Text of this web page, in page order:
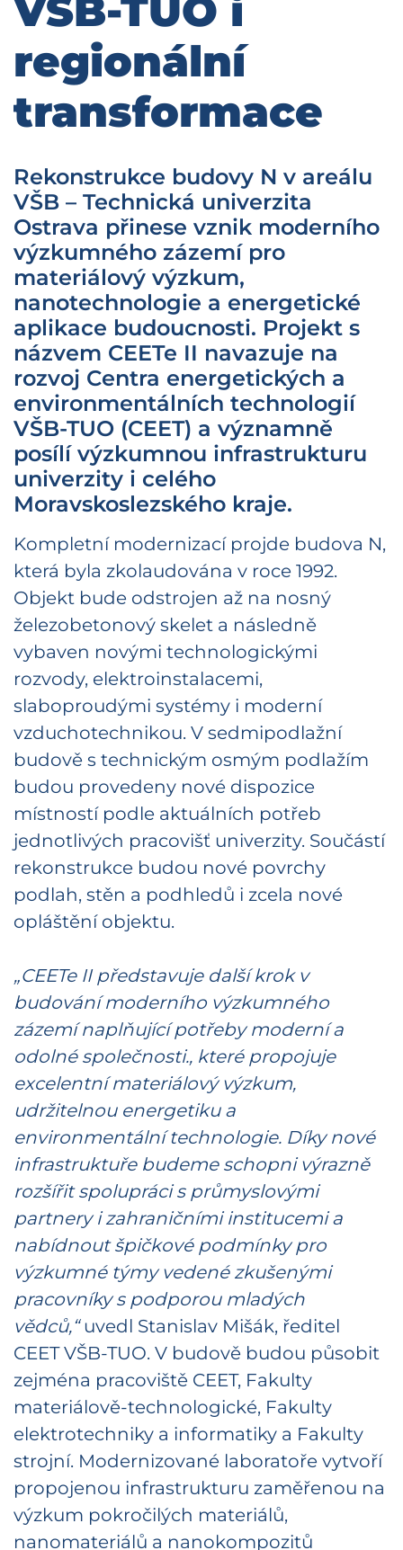
VŠB-TUO i
regionální
transformace
Rekonstrukce budovy N v areálu
VŠB – Technická univerzita
Ostrava přinese vznik moderního
výzkumného zázemí pro
materiálový výzkum,
nanotechnologie a energetické
aplikace budoucnosti. Projekt s
názvem CEETe II navazuje na
rozvoj Centra energetických a
environmentálních technologií
VŠB-TUO (CEET) a významně
posílí výzkumnou infrastrukturu
univerzity i celého
Moravskoslezského kraje.
Kompletní modernizací projde budova N,
která byla zkolaudována v roce 1992.
Objekt bude odstrojen až na nosný
železobetonový skelet a následně
vybaven novými technologickými
rozvody, elektroinstalacemi,
slaboproudými systémy i moderní
vzduchotechnikou. V sedmipodlažní
budově s technickým osmým podlažím
budou provedeny nové dispozice
místností podle aktuálních potřeb
jednotlivých pracovišť univerzity. Součástí
rekonstrukce budou nové povrchy
podlah, stěn a podhledů i zcela nové
opláštění objektu.
„CEETe II představuje další krok v
budování moderního výzkumného
zázemí naplňující potřeby moderní a
odolné společnosti., které propojuje
excelentní materiálový výzkum,
udržitelnou energetiku a
environmentální technologie. Díky nové
infrastruktuře budeme schopni výrazně
rozšířit spolupráci s průmyslovými
partnery i zahraničními institucemi a
nabídnout špičkové podmínky pro
výzkumné týmy vedené zkušenými
pracovníky s podporou mladých
vědců,“uvedl Stanislav Mišák, ředitel
CEET VŠB-TUO. V budově budou působit
zejména pracoviště CEET, Fakulty
materiálově-technologické, Fakulty
elektrotechniky a informatiky a Fakulty
strojní. Modernizované laboratoře vytvoří
propojenou infrastrukturu zaměřenou na
výzkum pokročilých materiálů,
nanomateriálů a nanokompozitů